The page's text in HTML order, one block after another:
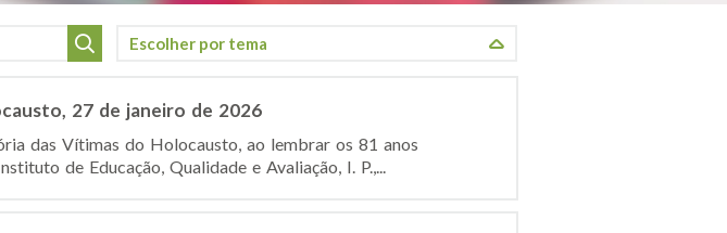
27 de janeiro de 2026
das Vítimas do Holocausto, ao lembrar os 81 anos
de Educação, Qualidade e Avaliação, I. P.,...